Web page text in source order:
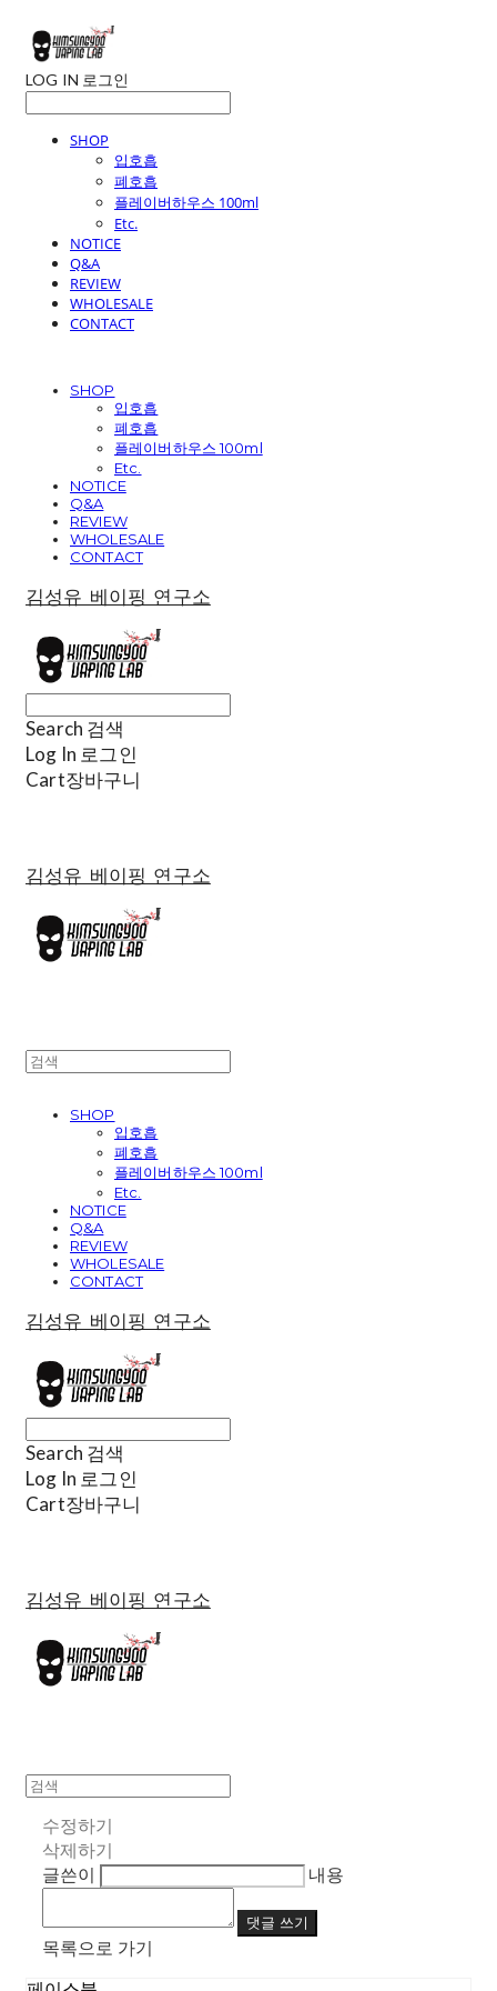
LOG IN 로그인
SHOP
입호흡
폐호흡
플레이버하우스 100ml
Etc.
NOTICE
Q&A
REVIEW
WHOLESALE
CONTACT
SHOP
입호흡
폐호흡
플레이버하우스 100ml
Etc.
NOTICE
Q&A
REVIEW
WHOLESALE
CONTACT
김성유 베이핑 연구소
Search 검색
Log In 로그인
Cart장바구니
김성유 베이핑 연구소
SHOP
입호흡
폐호흡
플레이버하우스 100ml
Etc.
NOTICE
Q&A
REVIEW
WHOLESALE
CONTACT
김성유 베이핑 연구소
Search 검색
Log In 로그인
Cart장바구니
김성유 베이핑 연구소
수정하기
삭제하기
글쓴이
내용
댓글 쓰기
목록으로 가기